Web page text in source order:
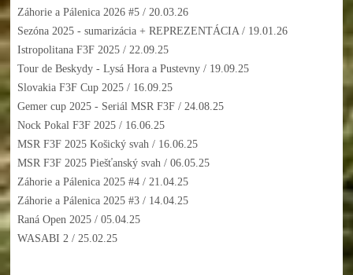
Záhorie a Pálenica 2026 #5/ 20.03.26
Sezóna 2025 - sumarizácia + REPREZENTÁCIA/ 19.01.26
Istropolitana F3F 2025/ 22.09.25
Tour de Beskydy - Lysá Hora a Pustevny/ 19.09.25
Slovakia F3F Cup 2025/ 16.09.25
Gemer cup 2025 - Seriál MSR F3F/ 24.08.25
Nock Pokal F3F 2025/ 16.06.25
MSR F3F 2025 Košický svah / 16.06.25
MSR F3F 2025 Piešťanský svah / 06.05.25
Záhorie a Pálenica 2025 #4/ 21.04.25
Záhorie a Pálenica 2025 #3/ 14.04.25
Raná Open 2025/ 05.04.25
WASABI 2 / 25.02.25